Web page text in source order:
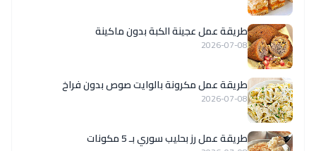
طريقة عمل عجينة الكبة بدون ماكينة
2026-07-08
طريقة عمل مكرونة بالوايت صوص بدون فراخ
2026-07-08
طريقة عمل رز بحليب سوري بـ 5 مكونات